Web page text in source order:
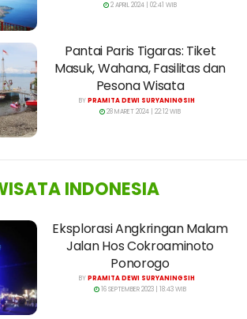
2 APRIL 2024 | 02:41 WIB
Pantai Paris Tigaras: Tiket
Masuk, Wahana, Fasilitas dan
Pesona Wisata
BYPRAMITA DEWI SURYANINGSIH
28 MARET 2024 | 22:12 WIB
INDONESIA
Eksplorasi Angkringan Malam
Jalan Hos Cokroaminoto
Ponorogo
BYPRAMITA DEWI SURYANINGSIH
16 SEPTEMBER 2023 | 18:43 WIB